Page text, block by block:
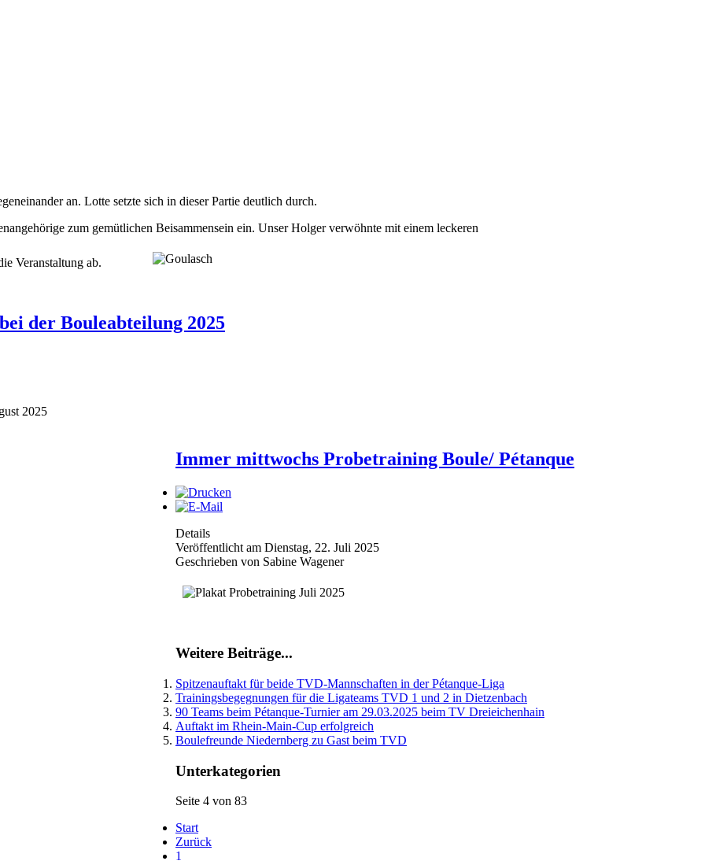
an. Lotte setzte sich in dieser Partie deutlich durch.
zum gemütlichen Beisammensein ein. Unser Holger verwöhnte mit einem leckeren
die Veranstaltung ab.
der Bouleabteilung 2025
2025
Immer mittwochs Probetraining Boule/ Pétanque
Details
Veröffentlicht am Dienstag, 22. Juli 2025
Geschrieben von Sabine Wagener
Weitere Beiträge...
Spitzenauftakt für beide TVD-Mannschaften in der Pétanque-Liga
Trainingsbegegnungen für die Ligateams TVD 1 und 2 in Dietzenbach
90 Teams beim Pétanque-Turnier am 29.03.2025 beim TV Dreieichenhain
Auftakt im Rhein-Main-Cup erfolgreich
Boulefreunde Niedernberg zu Gast beim TVD
Unterkategorien
Seite 4 von 83
Start
Zurück
1